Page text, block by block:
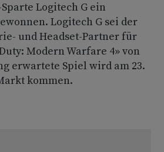
Logitech G ein
Logitech G sei der
und Headset-Partner für
Modern Warfare 4» von
erwartete Spiel wird am 23.
kommen.